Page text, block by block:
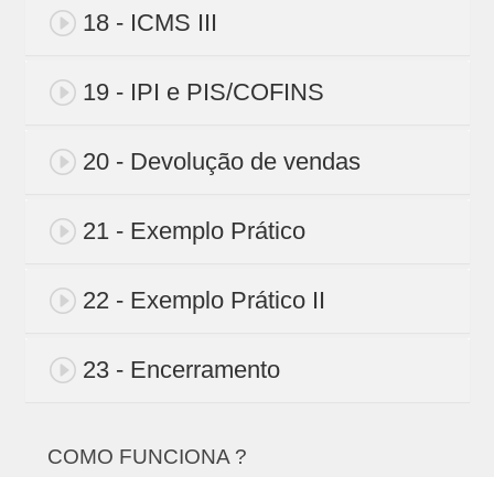
18 - ICMS III
19 - IPI e PIS/COFINS
20 - Devolução de vendas
21 - Exemplo Prático
22 - Exemplo Prático II
23 - Encerramento
COMO FUNCIONA ?